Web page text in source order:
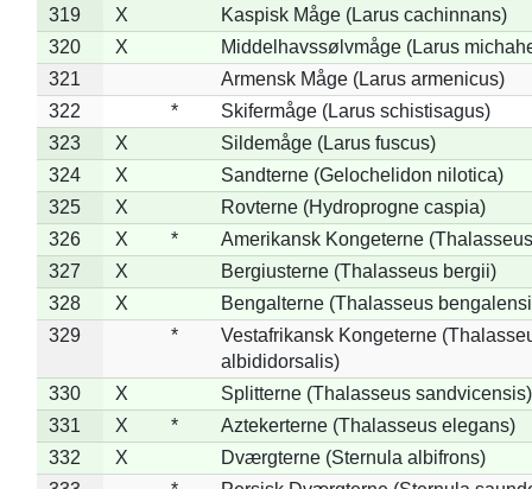
319
X
Kaspisk Måge (Larus cachinnans)
320
X
Middelhavssølvmåge (Larus
321
Armensk Måge (Larus armenicus)
322
*
Skifermåge (Larus schistisagus)
323
X
Sildemåge (Larus fuscus)
324
X
Sandterne (Gelochelidon nilotica)
325
X
Rovterne (Hydroprogne caspia)
326
X *
Amerikansk Kongeterne
327
X
Bergiusterne (Thalasseus bergii)
328
X
Bengalterne (Thalasseus
329
*
Vestafrikansk Kongeterne
albididorsalis)
330
X
Splitterne (Thalasseus sandvicensis)
331
X *
Aztekerterne (Thalasseus elegans)
332
X
Dværgterne (Sternula albifrons)